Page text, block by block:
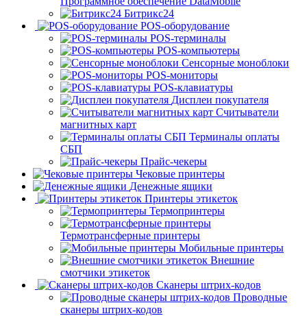
Битрикс24
POS-оборудование
POS-терминалы
POS-компьютеры
Сенсорные моноблоки
POS-мониторы
POS-клавиатуры
Дисплеи покупателя
Считыватели
магнитных карт
Терминалы оплаты
СБП
Прайс-чекеры
Чековые принтеры
Денежные ящики
Принтеры этикеток
Термопринтеры
Термотрансферные принтеры
Мобильные принтеры
Внешние
смотчики этикеток
Сканеры штрих-кодов
Проводные
сканеры штрих-кодов